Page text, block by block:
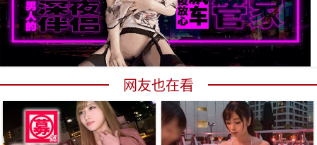
网友也在看